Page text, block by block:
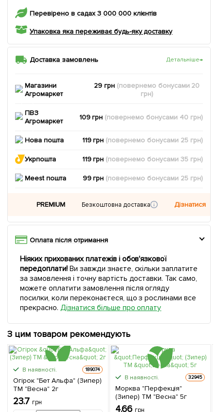
Перевірено в садах 3 000 000 клієнтів
Упаковка яка переживає будь-яку доставку
Доставка замовлень Детальніше→
Магазини
Агромаркет
29 грн (повернемобонусами 20
грн)
ПВЗ
Агромаркет
109 грн (повернемо бонусами 40 грн)
Нова пошта 119 грн (повернемо бонусами 25 грн)
Укрпошта 119 грн (повернемо бонусами35 грн)
Meest пошта 99 грн (повернемо бонусами 25 грн)
PREMIUM Безкоштовна доставка Дізнатися
Оплата після отримання
Ніяких прихованих платежів і обов'язкової
передоплати!Ви завжди знаєте, скільки заплатите
за замовлення і точну вартість доставки. Так само,
можете оплатити замовлення після огляду
посилки, коли переконаєтеся, що з рослинами все
прекрасно. Дізнатися більше про оплату
З цим товаром рекомендують
В наявності. 189074
Огірок "Бет Альфа" (Зипер)
ТМ "Весна" 2г
23.7 грн
В наявності. 32945
Морква "Перфекція"
(Зипер) ТМ "Весна" 5г
4.66 грн